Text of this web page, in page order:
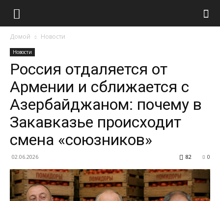
Домой Новости
Новости
Россия отдаляется от
Армении и сближается с
Азербайджаном: почему в
Закавказье происходит
смена «союзников»
02.06.2026 0
82